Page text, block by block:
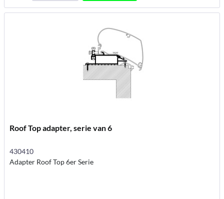
Roof Top adapter, serie van 6
430410
Adapter Roof Top 6er Serie